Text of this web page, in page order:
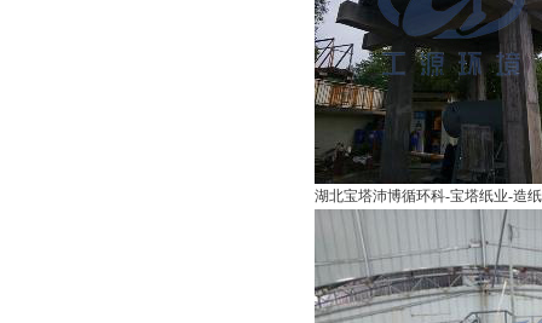
湖北宝塔沛博循环科-宝塔纸业-造